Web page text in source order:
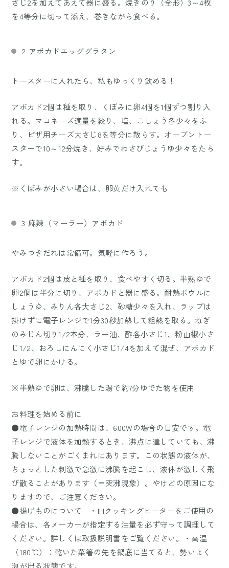
を4等分に切って添え、巻きながら食べる。
2 アボカドエッググラタン
トースターに入れたら、私もゆっくり飲める！
アボカド2個は種を取り、くぼみに卵4個を1個ずつ割り入
れる。マヨネーズ適量を絞り、塩、こしょう各少々をふ
り、ピザ用チーズ大さじ8を等分に散らす。オーブントー
スターで10～12分焼き、好みでわさびじょうゆ少々をたら
す。
※くぼみが小さい場合は、卵黄だけ入れても
3 麻辣（マーラー）アボカド
やみつきだれは常備可。気軽に作ろう。
アボカド2個は皮と種を取り、食べやすく切る。半熟ゆで
卵2個は半分に切り、アボカドと器に盛る。耐熱ボウルに
しょうゆ、みりん各大さじ2、砂糖少々を入れ、ラップは
掛けずに電子レンジで1分30秒加熱して粗熱を取る。ねぎ
のみじん切り1/2本分、ラー油、酢各小さじ1、粉山椒小さ
じ1/2、おろしにんにく小さじ1/4を加えて混ぜ、アボカド
とゆで卵にかける。
※半熟ゆで卵は、沸騰した湯で約7分ゆでた物を使用
お料理を始める前に
●電子レンジの加熱時間は、600Wの場合の目安です。電
子レンジで液体を加熱するとき、沸点に達していても、沸
騰しないことがごくまれにあります。この状態の液体が、
ちょっとした刺激で急激に沸騰を起こし、液体が激しく飛
び散ることがあります（＝突沸現象）。やけどの原因にな
りますので、ご注意ください。
●揚げものについて ・IHクッキングヒーターをご使用の
場合は、各メーカーが指定する油量を必ず守って調理して
ください。詳しくは取扱説明書をご覧ください。・高温
（180℃）：乾いた菜箸の先を鍋底に当てると、勢いよく
泡が出る状態です。